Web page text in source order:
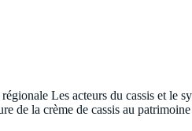
Les acteurs du cassis et le
de la crème de cassis au